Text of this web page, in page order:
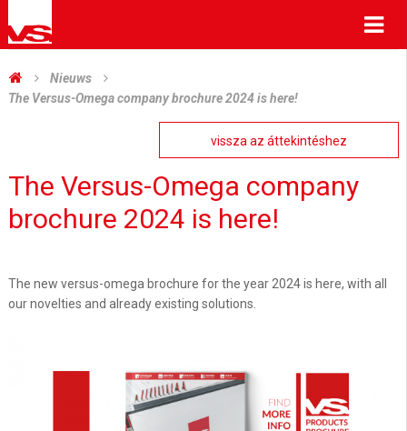
Nieuws
The Versus-Omega company brochure 2024 is here!
vissza az áttekintéshez
The Versus-Omega company
brochure 2024 is here!
The new versus-omega brochure for the year 2024 is here, with all
our novelties and already existing solutions.